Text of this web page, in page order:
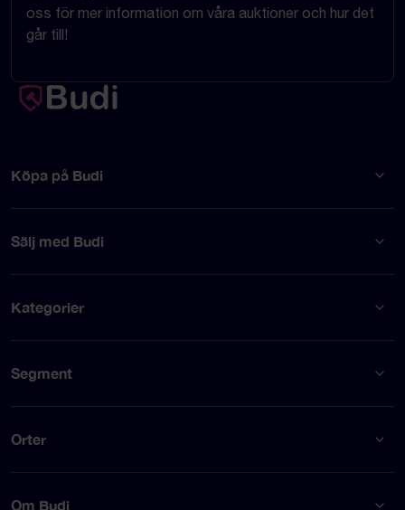
oss för mer information om våra auktioner och hur det
går till!
Köpa på Budi
Sälj med Budi
Kategorier
Segment
Orter
Om Budi